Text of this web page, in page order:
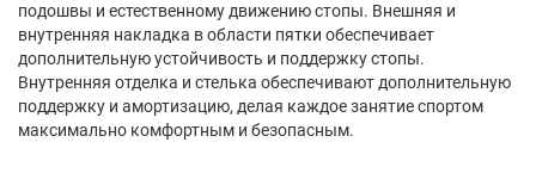
подошвы и естественному движению стопы. Внешняя и
внутренняя накладка в области пятки обеспечивает
дополнительную устойчивость и поддержку стопы.
Внутренняя отделка и стелька обеспечивают дополнительную
поддержку и амортизацию, делая каждое занятие спортом
максимально комфортным и безопасным.